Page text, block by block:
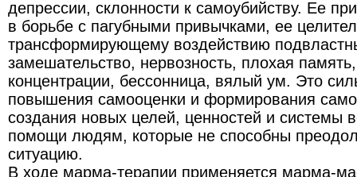
депрессии, склонности к самоубийству. Ее
в борьбе с пагубными привычками, ее
трансформирующему воздействию
замешательство, нервозность, плохая
концентрации, бессонница, вялый ум. Это
повышения самооценки и формирования
создания новых целей, ценностей и системы
помощи людям, которые не способны
ситуацию.
В ходе марма-терапии применяется марма-